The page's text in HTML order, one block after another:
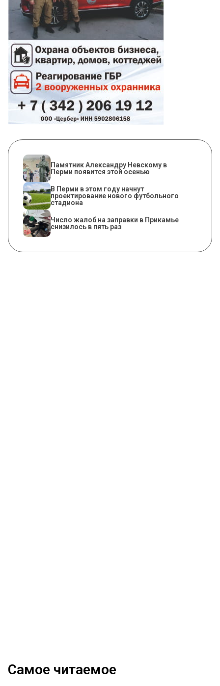
​Памятник Александру Невскому в
Перми появится этой осенью
В Перми в этом году начнут
проектирование нового футбольного
стадиона
Число жалоб на заправки в Прикамье
снизилось в пять раз
Самое читаемое